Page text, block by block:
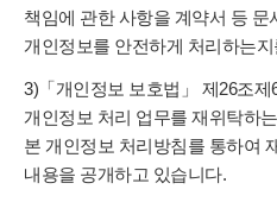
책임에 관한 사항을 계약서 등 문
개인정보를 안전하게 처리하는
3)「개인정보 보호법」 제26조
개인정보 처리 업무를 재위탁하
본 개인정보 처리방침를 통하여
내용을 공개하고 있습니다.